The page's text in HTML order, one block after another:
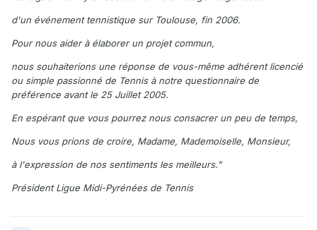
d'un événement tennistique sur Toulouse, fin 2006.
Pour nous aider à élaborer un projet commun,
nous souhaiterions une réponse de vous-même adhérent licencié
ou simple passionné de Tennis à notre questionnaire de
préférence avant le 25 Juillet 2005.
En espérant que vous pourrez nous consacrer un peu de temps,
Nous vous prions de croire, Madame, Mademoiselle, Monsieur,
à l'expression de nos sentiments les meilleurs."
Président Ligue Midi-Pyrénées de Tennis